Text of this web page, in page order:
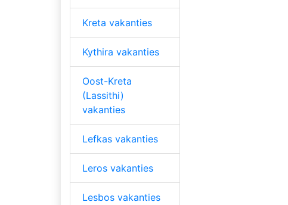
Kreta vakanties
Kythira vakanties
Oost-Kreta
(Lassithi)
vakanties
Lefkas vakanties
Leros vakanties
Lesbos vakanties